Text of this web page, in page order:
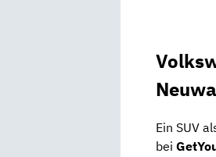
Ein SUV
bei